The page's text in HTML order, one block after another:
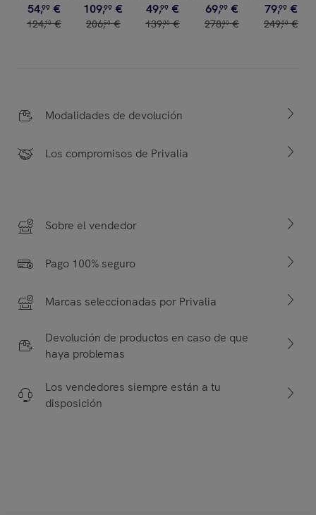
54,99 €
124,10 €
109,99 €
206,50 €
49,99 €
139,00 €
69,99 €
278,00 €
79,99 €
249,00 €
Modalidades de devolución
Los compromisos de Privalia
Sobre el vendedor
Pago 100% seguro
Marcas seleccionadas por Privalia
Devolución de productos en caso de que
haya problemas
Los vendedores siempre están a tu
disposición